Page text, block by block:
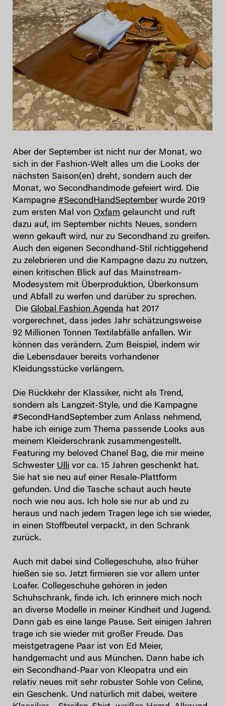
Aber der September ist nicht nur der Monat, wo
sich in der Fashion-Welt alles um die Looks der
nächsten Saison(en) dreht, sondern auch der
Monat, wo Secondhandmode gefeiert wird. Die
Kampagne #SecondHandSeptember wurde 2019
zum ersten Mal von Oxfam gelauncht und ruft
dazu auf, im September nichts Neues, sondern
wenn gekauft wird, nur zu Secondhand zu greifen.
Auch den eigenen Secondhand-Stil richtiggehend
zu zelebrieren und die Kampagne dazu zu nutzen,
einen kritischen Blick auf das Mainstream-
Modesystem mit Überproduktion, Überkonsum
und Abfall zu werfen und darüber zu sprechen.
Die Global Fashion Agenda hat 2017
vorgerechnet, dass jedes Jahr schätzungsweise
92 Millionen Tonnen Textilabfälle anfallen. Wir
können das verändern. Zum Beispiel, indem wir
die Lebensdauer bereits vorhandener
Kleidungsstücke verlängern.
Die Rückkehr der Klassiker, nicht als Trend,
sondern als Langzeit-Style, und die Kampagne
#SecondHandSeptember zum Anlass nehmend,
habe ich einige zum Thema passende Looks aus
meinem Kleiderschrank zusammengestellt.
Featuring my beloved Chanel Bag, die mir meine
Schwester Ulli vor ca. 15 Jahren geschenkt hat.
Sie hat sie neu auf einer Resale-Plattform
gefunden. Und die Tasche schaut auch heute
noch wie neu aus. Ich hole sie nur ab und zu
heraus und nach jedem Tragen lege ich sie wieder,
in einen Stoffbeutel verpackt, in den Schrank
zurück.
Auch mit dabei sind Collegeschuhe, also früher
hießen sie so. Jetzt firmieren sie vor allem unter
Loafer. Collegeschuhe gehören in jeden
Schuhschrank, finde ich. Ich erinnere mich noch
an diverse Modelle in meiner Kindheit und Jugend.
Dann gab es eine lange Pause. Seit einigen Jahren
trage ich sie wieder mit großer Freude. Das
meistgetragene Paar ist von Ed Meier,
handgemacht und aus München. Dann habe ich
ein Secondhand-Paar von Kleopatra und ein
relativ neues mit sehr robuster Sohle von Celine,
ein Geschenk. Und natürlich mit dabei, weitere